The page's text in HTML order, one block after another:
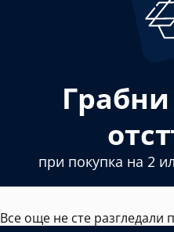
при покупка на 2
Все още не сте разгледали